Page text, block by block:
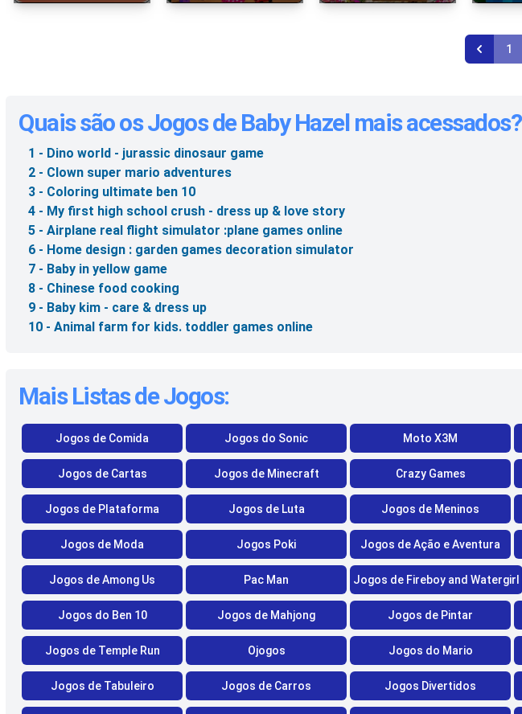
1
Quais são os Jogos de Baby Hazel mais acessados?
1 - Dino world - jurassic dinosaur game
2 - Clown super mario adventures
3 - Coloring ultimate ben 10
4 - My first high school crush - dress up & love story
5 - Airplane real flight simulator :plane games online
6 - Home design : garden games decoration simulator
7 - Baby in yellow game
8 - Chinese food cooking
9 - Baby kim - care & dress up
10 - Animal farm for kids. toddler games online
Mais Listas de Jogos:
Jogos de Comida Jogos do Sonic Moto X3M
Jogos de Cartas Jogos de Minecraft Crazy Games
Jogos de Plataforma Jogos de Luta Jogos de Meninos
Jogos de Moda Jogos Poki Jogos de Ação e Aventura
Jogos de Among Us Pac Man Jogos de Fireboy and Watergirl
Jogos do Ben 10 Jogos de Mahjong Jogos de Pintar
Jogos de Temple Run Ojogos Jogos do Mario
Jogos de Tabuleiro Jogos de Carros Jogos Divertidos